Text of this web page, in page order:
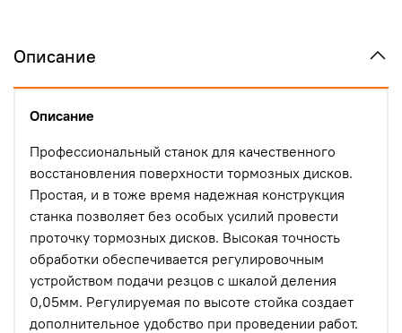
Описание
Описание
Профессиональный станок для качественного
восстановления поверхности тормозных дисков.
Простая, и в тоже время надежная конструкция
станка позволяет без особых усилий провести
проточку тормозных дисков. Высокая точность
обработки обеспечивается регулировочным
устройством подачи резцов с шкалой деления
0,05мм. Регулируемая по высоте стойка создает
дополнительное удобство при проведении работ.